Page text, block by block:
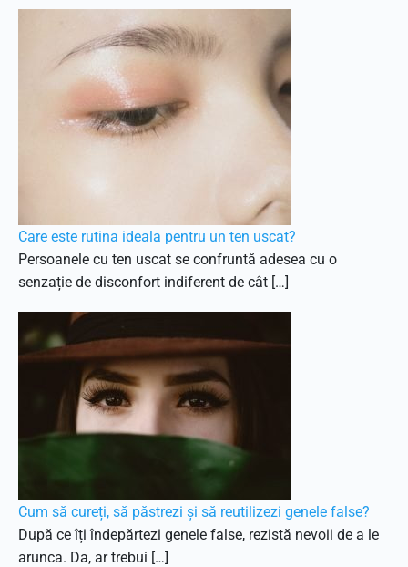
Care este rutina ideala pentru un ten uscat?
Persoanele cu ten uscat se confruntă adesea cu o
senzație de disconfort indiferent de cât […]
Cum să cureți, să păstrezi și să reutilizezi genele false?
După ce îți îndepărtezi genele false, rezistă nevoii de a le
arunca. Da, ar trebui […]